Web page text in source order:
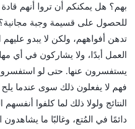
بهم؟ هل يمكنكم أن تروا أنهم
للحصول على قسيمة وجبة
تدهن أفواههم، ولكن لا يبدو عليهم
العمل أبدًا، ولا يشاركون في أي
يستفسرون عنها. حتى لو
فهم لا يفعلون ذلك سوى عندما
النتائج ولولا ذلك لما كلفوا
دائمًا في المُتع، وغالبًا ما يشاهدون